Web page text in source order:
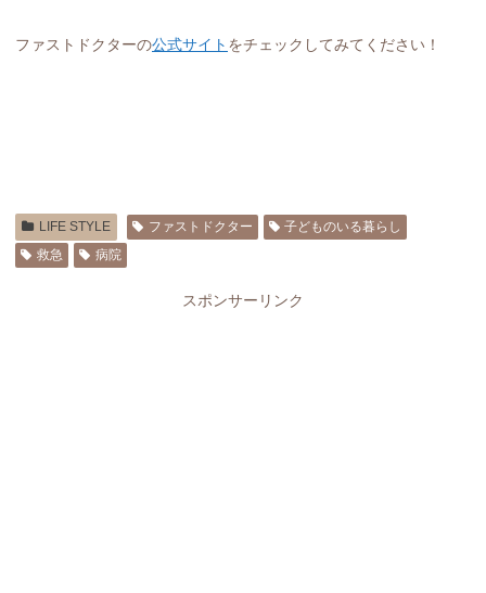
ファストドクターの公式サイト をチェックしてみてください！
LIFE STYLE ファストドクター
子どものいる暮らし
救急
病院
スポンサーリンク